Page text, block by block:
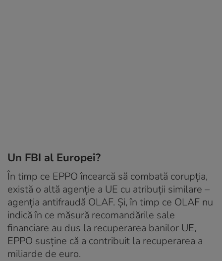
Un FBI al Europei?
În timp ce EPPO încearcă să combată corupţia,
există o altă agenţie a UE cu atribuţii similare –
agenţia antifraudă OLAF. Şi, în timp ce OLAF nu
indică în ce măsură recomandările sale
financiare au dus la recuperarea banilor UE,
EPPO susţine că a contribuit la recuperarea a
miliarde de euro.